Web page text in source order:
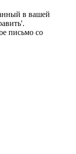
в вашей
письмо со